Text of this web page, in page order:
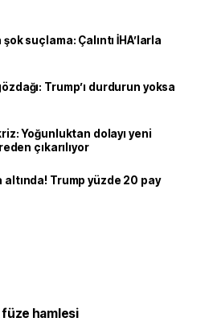
şok suçlama: Çalıntı İHA’larla
Trump’ı durdurun yoksa
Yoğunluktan dolayı yeni
çıkarılıyor
altında! Trump yüzde 20 pay
füze hamlesi